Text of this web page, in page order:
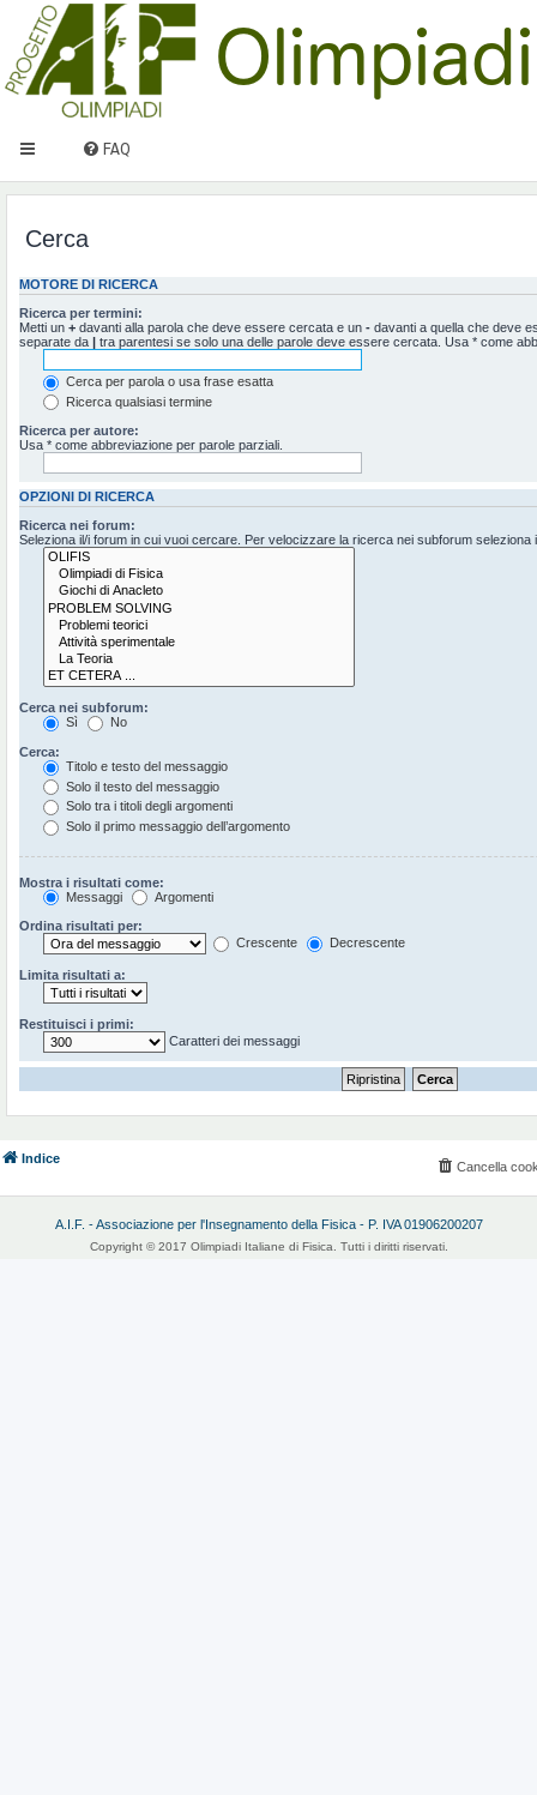
FAQ
Cerca
MOTORE DI RICERCA
Ricerca per termini:
Metti un + davanti alla parola che deve essere cercata e un - davanti a quella che deve
separate da
tra parentesi se solo una delle parole deve essere cercata. Usa * come
Cerca per parola o usa frase esatta
Ricerca qualsiasi termine
Ricerca per autore:
Usa * come abbreviazione per parole parziali.
OPZIONI DI RICERCA
Ricerca nei forum:
Seleziona il/i forum in cui vuoi cercare. Per velocizzare la ricerca nei subforum seleziona
Cerca nei subforum:
Sì
No
Cerca:
Titolo e testo del messaggio
Solo il testo del messaggio
Solo tra i titoli degli argomenti
Solo il primo messaggio dell’argomento
Mostra i risultati come:
Messaggi
Argomenti
Ordina risultati per:
Crescente
Decrescente
Limita risultati a:
Restituisci i primi:
Caratteri dei messaggi
Indice
Cancella
A.I.F. - Associazione per l'Insegnamento della Fisica - P. IVA 01906200207
Copyright © 2017 Olimpiadi Italiane di Fisica. Tutti i diritti riservati.